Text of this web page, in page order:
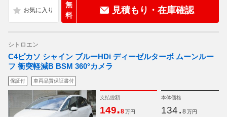
無
料
見積もり・在庫確認
シトロエン
C4ピカソ シャイン ブルーHDi ディーゼルターボ ムーンルー
フ 衝突軽減B BSM 360°カメラ
保証付 車両品質保証書付
支払総額
149.8 万円
本体価格
134. 8 万円